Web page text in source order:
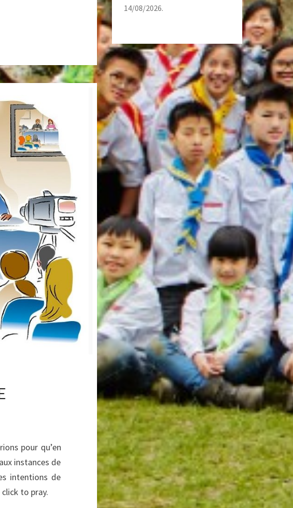
pour qu’en
instances de
intentions de
to pray.
14/08/2026.